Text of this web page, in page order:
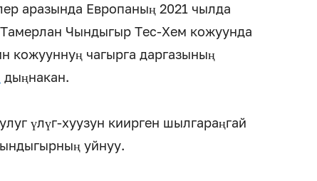
аразында Европаның 2021 чылда
Чындыгыр Тес-Хем кожуунда
кожууннуң чагырга даргазының
дыңнакан.
үлүг-хуузун киирген шылгараңгай
уйнуу.